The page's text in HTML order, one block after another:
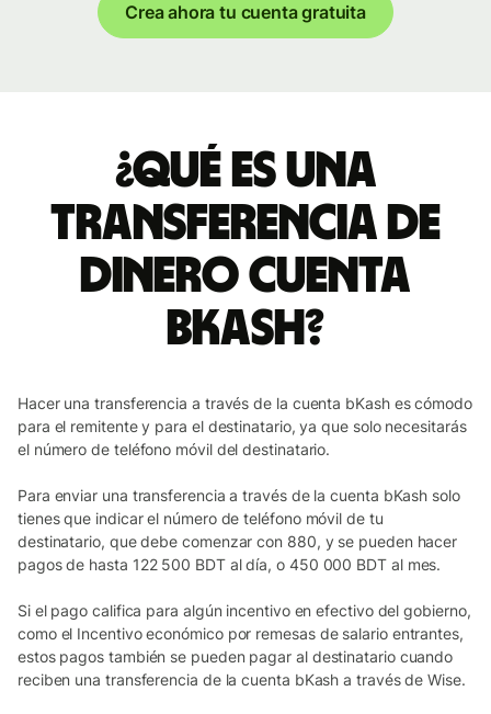
Crea ahora tu cuenta gratuita
¿Qué es una
transferencia de
dinero Cuenta
bKash?
Hacer una transferencia a través de la cuenta bKash es cómodo
para el remitente y para el destinatario, ya que solo necesitarás
el número de teléfono móvil del destinatario.
Para enviar una transferencia a través de la cuenta bKash solo
tienes que indicar el número de teléfono móvil de tu
destinatario, que debe comenzar con 880, y se pueden hacer
pagos de hasta 122 500 BDT al día, o 450 000 BDT al mes.
Si el pago califica para algún incentivo en efectivo del gobierno,
como el Incentivo económico por remesas de salario entrantes,
estos pagos también se pueden pagar al destinatario cuando
reciben una transferencia de la cuenta bKash a través de Wise.